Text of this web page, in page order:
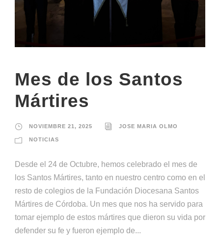
Mes de los Santos
Mártires
NOVIEMBRE 21, 2025 JOSE MARIA OLMO
NOTICIAS
Desde el 24 de Octubre, hemos celebrado el mes de
los Santos Mártires, tanto en nuestro centro como en el
resto de colegios de la Fundación Diocesana Santos
Mártires de Córdoba. Un mes que nos ha servido para
tomar ejemplo de estos mártires que dieron su vida por
defender su fe y fueron ejemplo de...